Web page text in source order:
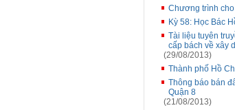
Chương trình
Kỳ 58: Học Bác
Tài liệu tuyên
cấp bách về xây
(29/08/2013)
Thành phố Hồ
Thông báo bán
Quận 8
(21/08/2013)